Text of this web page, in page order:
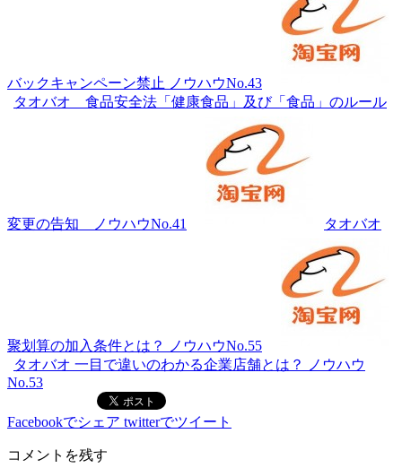
バックキャンペーン禁止 ノウハウNo.43
タオバオ 食品安全法「健康食品」及び「食品」のルール
変更の告知 ノウハウNo.41 タオバオ
聚划算の加入条件とは？ ノウハウNo.55
タオバオ 一目で違いのわかる企業店舗とは？ ノウハウ
No.53
Facebookでシェア twitterでツイート
コメントを残す